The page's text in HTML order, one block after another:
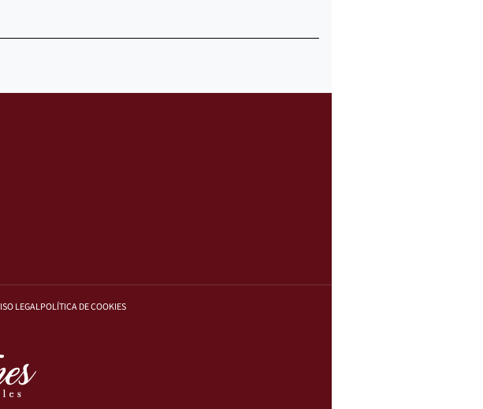
LEGALPOLÍTICA DE COOKIES